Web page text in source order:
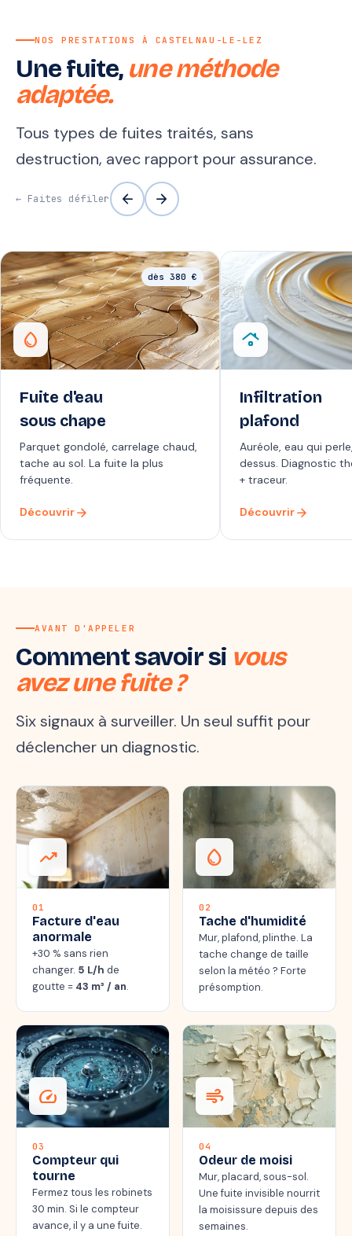
NOS PRESTATIONS À CASTELNAU-LE-LEZ
Une fuite, une méthode
adaptée.
Tous types de fuites traités, sans
destruction, avec rapport pour assurance.
← Faites défiler arrow_back arrow_forward
water_drop
dès 380 €
Fuite d'eau
sous chape
Parquet gondolé, carrelage chaud,
tache au sol. La fuite la plus
fréquente.
Découvrirarrow_forward
roofing
Infiltration
plafond
Auréole, eau qui
dessus. Diagnostic
+ traceur.
Découvrirarrow_forward
AVANT D'APPELER
Comment savoir si vous
avez une fuite ?
Six signaux à surveiller. Un seul suffit pour
déclencher un diagnostic.
trending_up
01
Facture d'eau
anormale
+30 % sans rien
changer. 5 L/h de
goutte = 43 m³ / an.
water_drop
02
Tache d'humidité
Mur, plafond, plinthe. La
tache change de taille
selon la météo ? Forte
présomption.
speed
03
Compteur qui
tourne
Fermez tous les robinets
30 min. Si le compteur
avance, il y a une fuite.
air
04
Odeur de moisi
Mur, placard, sous-sol.
Une fuite invisible nourrit
la moisissure depuis des
semaines.